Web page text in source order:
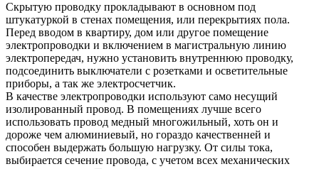
Скрытую проводку прокладывают в основном под
штукатуркой в стенах помещения, или перекрытиях пола.
Перед вводом в квартиру, дом или другое помещение
электропроводки и включением в магистральную линию
электропередач, нужно установить внутреннюю проводку,
подсоединить выключатели с розетками и осветительные
приборы, а так же электросчетчик.
В качестве электропроводки используют само несущий
изолированный провод. В помещениях лучше всего
использовать провод медный многожильный, хоть он и
дороже чем алюминиевый, но гораздо качественней и
способен выдержать большую нагрузку. От силы тока,
выбирается сечение провода, с учетом всех механических